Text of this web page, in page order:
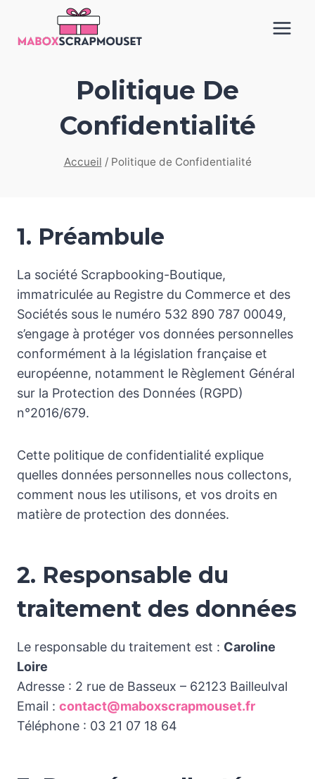
contenu
Politique De
Confidentialité
Accueil / Politique de Confidentialité
1. Préambule
La société Scrapbooking-Boutique,
immatriculée au Registre du Commerce et des
Sociétés sous le numéro 532 890 787 00049,
s’engage à protéger vos données personnelles
conformément à la législation française et
européenne, notamment le Règlement Général
sur la Protection des Données (RGPD)
n°2016/679.
Cette politique de confidentialité explique
quelles données personnelles nous collectons,
comment nous les utilisons, et vos droits en
matière de protection des données.
2. Responsable du
traitement des données
Le responsable du traitement est : Caroline
Loire
Adresse : 2 rue de Basseux – 62123 Bailleulval
Email : contact@maboxscrapmouset.fr
Téléphone : 03 21 07 18 64